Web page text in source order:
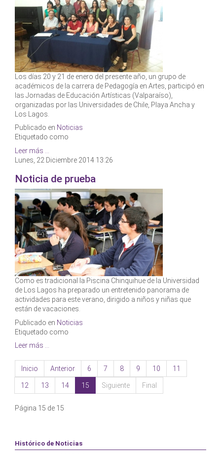
Los días 20 y 21 de enero del presente año, un grupo de
académicos de la carrera de Pedagogía en Artes, participó en
las Jornadas de Educación Artísticas (Valparaíso),
organizadas por las Universidades de Chile, Playa Ancha y
Los Lagos.
Publicado en Noticias
Etiquetado como
Leer más ...
Lunes, 22 Diciembre 2014 13:26
Noticia de prueba
Como es tradicional la Piscina Chinquihue de la Universidad
de Los Lagos ha preparado un entretenido panorama de
actividades para este verano, dirigido a niños y niñas que
están de vacaciones.
Publicado en Noticias
Etiquetado como
Leer más ...
Inicio Anterior 6 7 8 9 10 11
12 13 14 15 Siguiente Final
Página 15 de 15
Histórico de Noticias